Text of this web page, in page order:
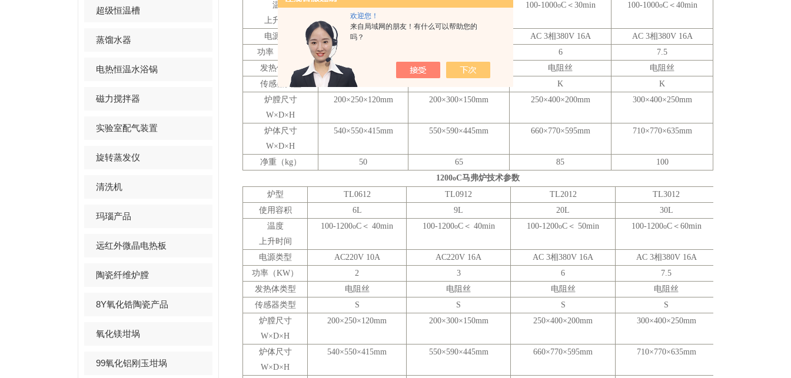
欢迎您！
来自局域网的朋友！有什么可以帮助您的
吗？
超级恒温槽
蒸馏水器
电热恒温水浴锅
磁力搅拌器
实验室配气装置
旋转蒸发仪
清洗机
玛瑙产品
远红外微晶电热板
陶瓷纤维炉膛
8Y氧化锆陶瓷产品
氧化镁坩埚
99氧化铝刚玉坩埚
温度
上升时间
100-1000oC＜ 30min 100-1000oC＜ 40min
电源类型 AC 220V 10A AC 3相380V 16A AC 3相380V 16A
功率（
6
7.5
发热体类型
电阻丝 电阻丝 电阻丝
电阻丝
传感器类型
K
K
炉膛尺寸
W×D×H
200×250×120mm 200×300×150mm 250×400×200mm 300×400×250mm
炉体尺寸
W×D×H
540×550×415mm 550×590×445mm 660×770×595mm 710×770×635mm
净重（kg） 50 65 85
100
1200oC马弗炉技术参数
炉型
TL0612 TL0912 TL2012
TL3012
使用容积
6L 9L 20L
30L
温度
上升时间
100-1200oC＜ 40min 100-1200oC＜ 40min 100-1200oC＜ 50min 100-1200oC＜ 60min
电源类型 AC220V 10A AC220V 16A AC 3相380V 16A AC 3相380V 16A
功率（KW） 2 3 6
7.5
发热体类型
电阻丝 电阻丝 电阻丝
电阻丝
传感器类型
S S S
S
炉膛尺寸
W×D×H
200×250×120mm 200×300×150mm 250×400×200mm 300×400×250mm
炉体尺寸
W×D×H
540×550×415mm 550×590×445mm 660×770×595mm 710×770×635mm